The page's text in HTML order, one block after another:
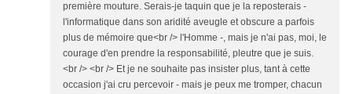
première mouture. Serais-je taquin que je la reposterais -
l'informatique dans son aridité aveugle et obscure a parfois
plus de mémoire que<br /> l'Homme -, mais je n'ai pas, moi, le
courage d'en prendre la responsabilité, pleutre que je suis.
<br /> <br /> Et je ne souhaite pas insister plus, tant à cette
occasion j'ai cru percevoir - mais je peux me tromper, chacun